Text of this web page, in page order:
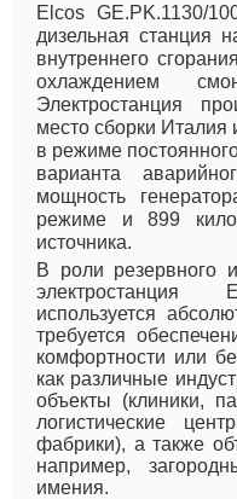
Elcos GE.PK.1130/
дизельная станция
внутреннего
охлаждением
Электростанция
место сборки Италия
в режиме
варианта
мощность
режиме и 899
источника.
В роли резервного
электростанция
используется
требуется
комфортности или
как различные
объекты (клиники,
логистические
фабрики), а также
например,
имения.